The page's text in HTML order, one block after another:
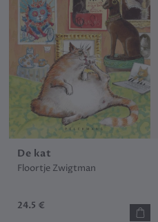
De kat
Floortje Zwigtman
24.5 €